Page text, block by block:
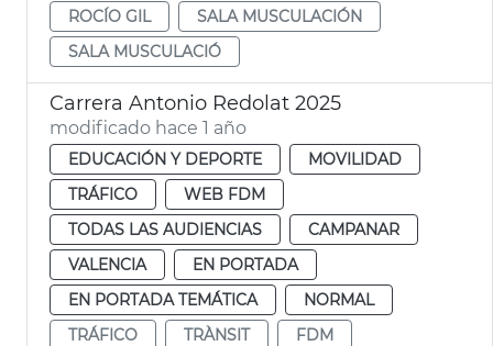
ROCÍO GIL
SALA MUSCULACIÓN
SALA MUSCULACIÓ
Carrera Antonio Redolat 2025
modificado hace 1 año
EDUCACIÓN Y DEPORTE
MOVILIDAD
TRÁFICO
WEB FDM
TODAS LAS AUDIENCIAS
CAMPANAR
VALENCIA
EN PORTADA
EN PORTADA TEMÁTICA
NORMAL
TRÁFICO
TRÀNSIT
FDM